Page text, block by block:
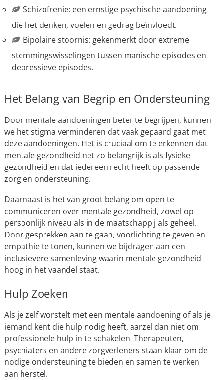
Schizofrenie: een ernstige psychische aandoening
die het denken, voelen en gedrag beïnvloedt.
Bipolaire stoornis: gekenmerkt door extreme
stemmingswisselingen tussen manische episodes en
depressieve episodes.
Het Belang van Begrip en Ondersteuning
Door mentale aandoeningen beter te begrijpen, kunnen
we het stigma verminderen dat vaak gepaard gaat met
deze aandoeningen. Het is cruciaal om te erkennen dat
mentale gezondheid net zo belangrijk is als fysieke
gezondheid en dat iedereen recht heeft op passende
zorg en ondersteuning.
Daarnaast is het van groot belang om open te
communiceren over mentale gezondheid, zowel op
persoonlijk niveau als in de maatschappij als geheel.
Door gesprekken aan te gaan, voorlichting te geven en
empathie te tonen, kunnen we bijdragen aan een
inclusievere samenleving waarin mentale gezondheid
hoog in het vaandel staat.
Hulp Zoeken
Als je zelf worstelt met een mentale aandoening of als je
iemand kent die hulp nodig heeft, aarzel dan niet om
professionele hulp in te schakelen. Therapeuten,
psychiaters en andere zorgverleners staan klaar om de
nodige ondersteuning te bieden en samen te werken
aan herstel.